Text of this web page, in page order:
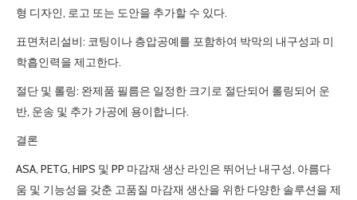
형 디자인, 로고 또는 도안을 추가할 수 있다.
표면처리설비: 코팅이나 층압공예를 포함하여 박막의 내구성과 미
학흡인력을 제고한다.
절단 및 롤링: 완제품 필름은 일정한 크기로 절단되어 롤링되어 운
반, 운송 및 추가 가공에 용이합니다.
결론
ASA, PETG, HIPS 및 PP 마감재 생산 라인은 뛰어난 내구성, 아름다
움 및 기능성을 갖춘 고품질 마감재 생산을 위한 다양한 솔루션을 제